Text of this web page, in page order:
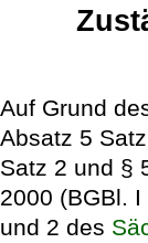
Auf Grund
Absatz 5
Satz 2 und §
2000 (BGBl.
und 2 des